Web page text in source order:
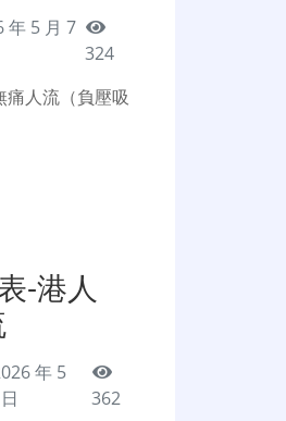
年 5 月 7
324
人流（負壓吸
-港人
年 5
362